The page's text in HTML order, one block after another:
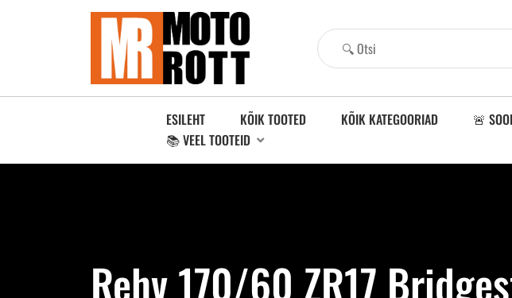
ESILEHT KÕIK TOOTED KÕIK KATEGOORIAD 🚨
📚 VEEL TOOTEID
Rehv 170/60 ZR17